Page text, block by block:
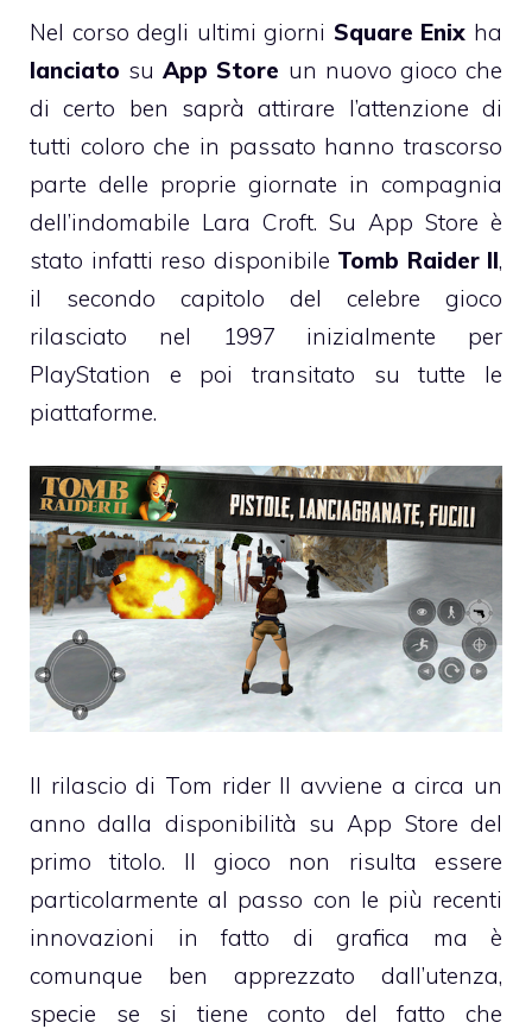
Nel corso degli ultimi giorni Square Enix ha
lanciato suApp Store un nuovo gioco che
di certo ben saprà attirare l’attenzione di
tutti coloro che in passato hanno trascorso
parte delle proprie giornate in compagnia
dell’indomabile Lara Croft. Su App Store è
stato infatti reso disponibile Tomb Raider II,
il secondo capitolo del celebre gioco
rilasciato nel 1997 inizialmente per
PlayStation e poi transitato su tutte le
piattaforme.
Il rilascio di Tom rider II avviene a circa un
anno dalla disponibilità su App Store del
primo titolo. Il gioco non risulta essere
particolarmente al passo con le più recenti
innovazioni in fatto di grafica ma è
comunque ben apprezzato dall’utenza,
specie se si tiene conto del fatto che